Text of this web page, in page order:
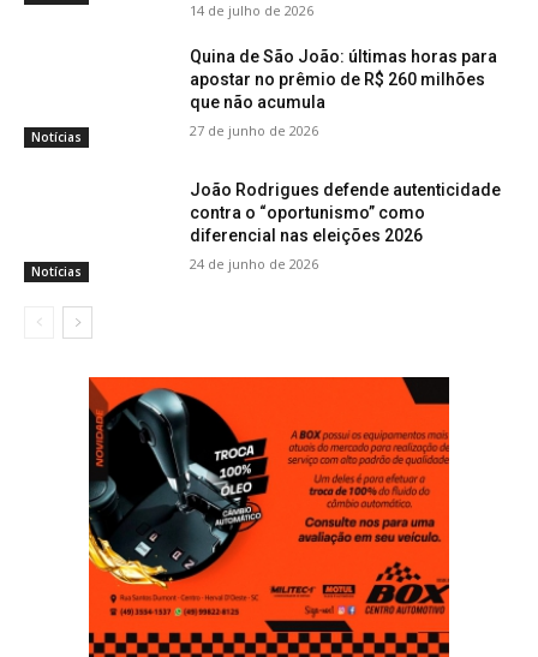
14 de julho de 2026
Notícias
Quina de São João: últimas horas para
apostar no prêmio de R$ 260 milhões
que não acumula
27 de junho de 2026
Notícias
João Rodrigues defende autenticidade
contra o “oportunismo” como
diferencial nas eleições 2026
24 de junho de 2026